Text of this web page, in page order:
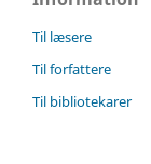
Til læsere
Til forfattere
Til bibliotekarer